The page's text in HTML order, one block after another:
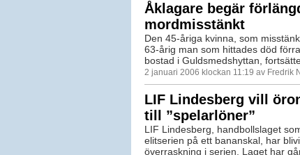
Åklagare begär
mordmisstänkt
Den 45-åriga kvinna, som
63-årig man som hittades död
bostad i Guldsmedshyttan,
2 januari 2006 klockan 11:19 av Fredrik
LIF Lindesberg vill
till ”spelarlöner”
LIF Lindesberg, handbollslaget
elitserien på ett bananskal, har
överraskning i serien. Laget har